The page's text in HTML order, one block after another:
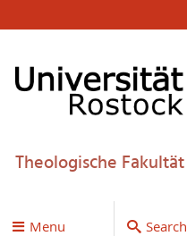
Theologische Fakultät
Menu Search